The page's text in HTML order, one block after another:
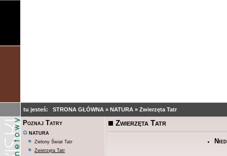
tu jesteś: STRONA GŁÓWNA » NATURA » Zwierzęta Tatr
Poznaj Tatry
NATURA
Zielony Świat Tatr
Zwierzęta Tatr
Zwierzęta Tatr